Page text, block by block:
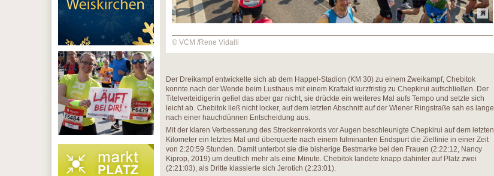
© VCM /Rene Vidalli
Der Dreikampf entwickelte sich ab dem Happel-Stadion (KM 30) zu einem Zweikampf, Chebitok
konnte nach der Wende beim Lusthaus mit einem Kraftakt kurzfristig zu Chepkirui aufschließen. Der
Titelverteidigerin gefiel das aber gar nicht, sie drückte ein weiteres Mal aufs Tempo und setzte sich
leicht ab. Chebitok ließ nicht locker, auf dem letzten Abschnitt auf der Wiener Ringstraße sah es lange
nach einer hauchdünnen Entscheidung aus.
Mit der klaren Verbesserung des Streckenrekords vor Augen beschleunigte Chepkirui auf dem letzten
Kilometer ein letztes Mal und überquerte nach einem fulminanten Endspurt die Ziellinie in einer Zeit
von 2:20:59 Stunden. Damit unterbot sie die bisherige Bestmarke bei den Frauen (2:22:12, Nancy
Kiprop, 2019) um deutlich mehr als eine Minute. Chebitok landete knapp dahinter auf Platz zwei
(2:21:03), als Dritte klassierte sich Jerotich (2:23:01).